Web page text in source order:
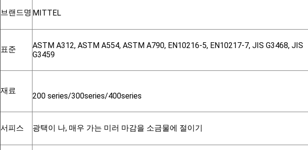
브랜드명 MITTEL
표준
ASTM A312, ASTM A554, ASTM A790, EN10216-5, EN10217-7, JIS G3468, JIS
G3459
재료
200 series/300series/400series
서피스 광택이 나, 매우 가는 미러 마감을 소금물에 절이기